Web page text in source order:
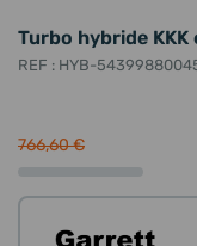
Turbo hybride
REF : HYB-
766,60 €